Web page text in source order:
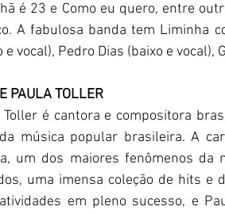
é 23 e Como eu quero, entre
A fabulosa banda tem Liminha
e vocal), Pedro Dias (baixo e
PAULA TOLLER
Toller é cantora e compositora
música popular brasileira. A
um dos maiores fenômenos da
uma imensa coleção de hits e
em pleno sucesso, e